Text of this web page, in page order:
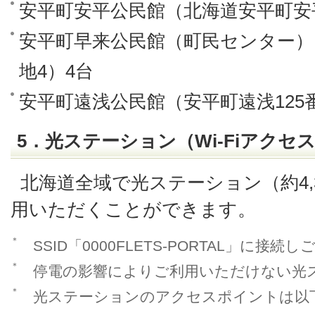
安平町安平公民館（北海道安平町
安平町早来公民館（町民センター
地4）4台
安平町遠浅公民館（安平町遠浅125
5．光ステーション（Wi-Fiアクセ
北海道全域で光ステーション（約
用いただくことができます。
＊ SSID「0000FLETS-PORTAL」に接続し
＊ 停電の影響によりご利用いただけない
＊
光ステーションのアクセスポイントは